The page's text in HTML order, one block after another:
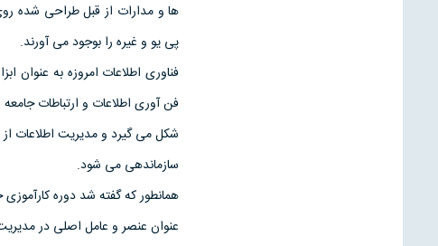
ها و مدارات از قبل طراحی شده
پی يو و غيره را بوجود می آورند.
فناوری اطلاعات امروزه به
فن آوری اطلاعات و ارتباطات
شکل می گيرد و مديريت اطلاعات
سازماندهی می شود.
همانطور که گفته شد دوره
عنوان عنصر و عامل اصلی در